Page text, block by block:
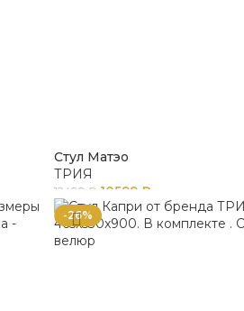
Стул Матэо
ТРИЯ
12499 ₽ 10599 ₽
-26%